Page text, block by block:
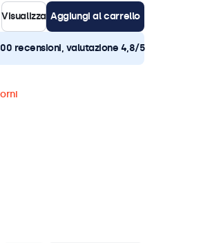
Visualizza Aggiungi al carrello
recensioni, valutazione 4,8/5